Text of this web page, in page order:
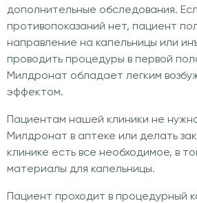
дополнительные обследования.
противопоказаний нет, пациент
направление на капельницы или
проводить процедуры в первой
Милдронат обладает легким
эффектом.
Пациентам нашей клиники не
Милдронат в аптеке или делать
клинике есть все необходимое, в
материалы для капельницы.
Пациент проходит в процедурный